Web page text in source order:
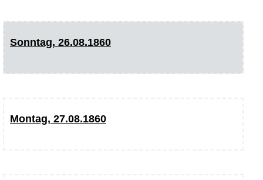
Sonntag, 26.08.1860
Montag, 27.08.1860